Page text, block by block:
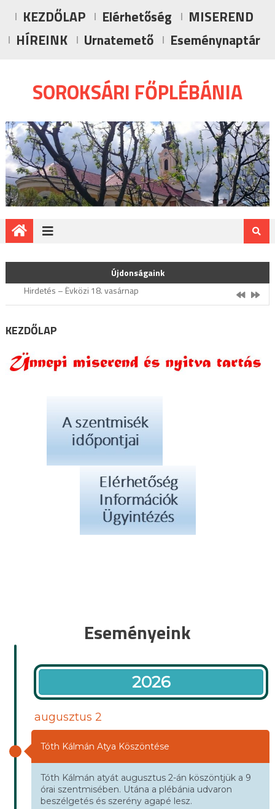
KEZDŐLAP Elérhetőség
MISEREND
HÍREINK
Urnatemető Eseménynaptár
SOROKSÁRI FŐPLÉBÁNIA
Újdonságaink
Miserend – július 26 – augusztus 2.
Hirdetés – Évközi 18. vasárnap
Miserend – augusztus 2 – 9.
Hirdetés – Évközi 17. vasárnap
Miserend – július 26 – augusztus 2.
Hirdetés – Évközi 18. vasárnap
KEZDŐLAP
Eseményeink
2026
augusztus 2
Tóth Kálmán Atya Köszöntése
Tóth Kálmán atyát augusztus 2-án köszöntjük a 9
órai szentmisében. Utána a plébánia udvaron
beszélgetés és szerény agapé lesz.